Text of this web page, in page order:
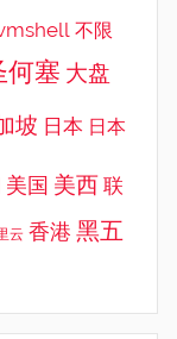
不限
何塞 大盘
坡 日本 日本
美国 美西 联
云 香港 黑五